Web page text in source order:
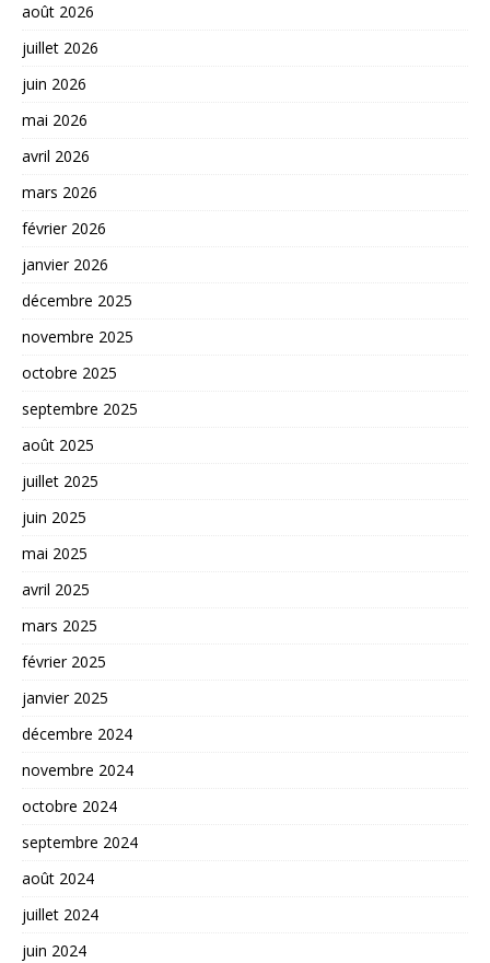
août 2026
juillet 2026
juin 2026
mai 2026
avril 2026
mars 2026
février 2026
janvier 2026
décembre 2025
novembre 2025
octobre 2025
septembre 2025
août 2025
juillet 2025
juin 2025
mai 2025
avril 2025
mars 2025
février 2025
janvier 2025
décembre 2024
novembre 2024
octobre 2024
septembre 2024
août 2024
juillet 2024
juin 2024